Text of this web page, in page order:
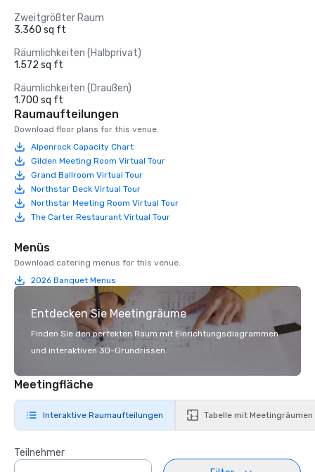
Zweitgrößter Raum
3.360 sq ft
Räumlichkeiten (Halbprivat)
1.572 sq ft
Räumlichkeiten (Draußen)
1.700 sq ft
Raumaufteilungen
Download floor plans for this venue.
Alpenrock Capacity Chart
Gilden Meeting Room Virtual Tour
Grand Ballroom Virtual Tour
Northstar Deck Virtual Tour
Northstar Meeting Room Virtual Tour
The Carter Restaurant Virtual Tour
Menüs
Download catering menus for this venue.
2026 Banquet Menus
Entdecken Sie Meetingräume
Finden Sie den perfekten Raum mit Einrichtungsdiagrammen
und interaktiven 3D-Grundrissen.
Meetingfläche
Interaktive Raumaufteilungen Tabelle mit Meetingräumen
Teilnehmer